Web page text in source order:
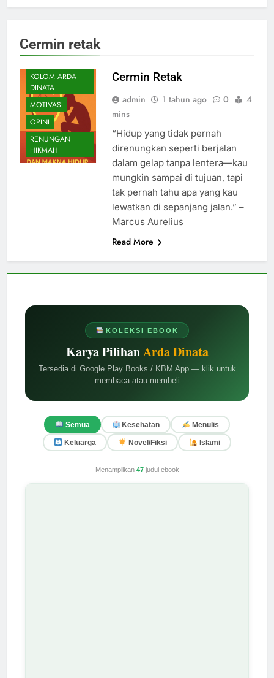
KOLEKSI EBOOK
Karya PilihanArda Dinata
Tersedia di Google Play Books / KBM App — klik untuk
membaca atau membeli
Semua Kesehatan Menulis
Keluarga Novel/Fiksi Islami
Menampilkan 47judul ebook
Cermin retak
HARIAN
INSPIRASI
KOLOM ARDA
DINATA
MOTIVASI
OPINI
RENUNGAN
HIKMAH
Cermin Retak
admin 1 tahun ago 0
4
mins
“Hidup yang tidak pernah
direnungkan seperti berjalan
dalam gelap tanpa lentera—kau
mungkin sampai di tujuan, tapi
tak pernah tahu apa yang kau
lewatkan di sepanjang jalan.” –
Marcus Aurelius
Read More